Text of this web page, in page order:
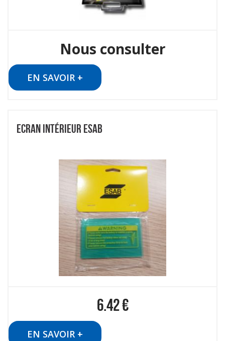
Nous consulter
EN SAVOIR +
ECRAN INTÉRIEUR ESAB
6.42€
EN SAVOIR +